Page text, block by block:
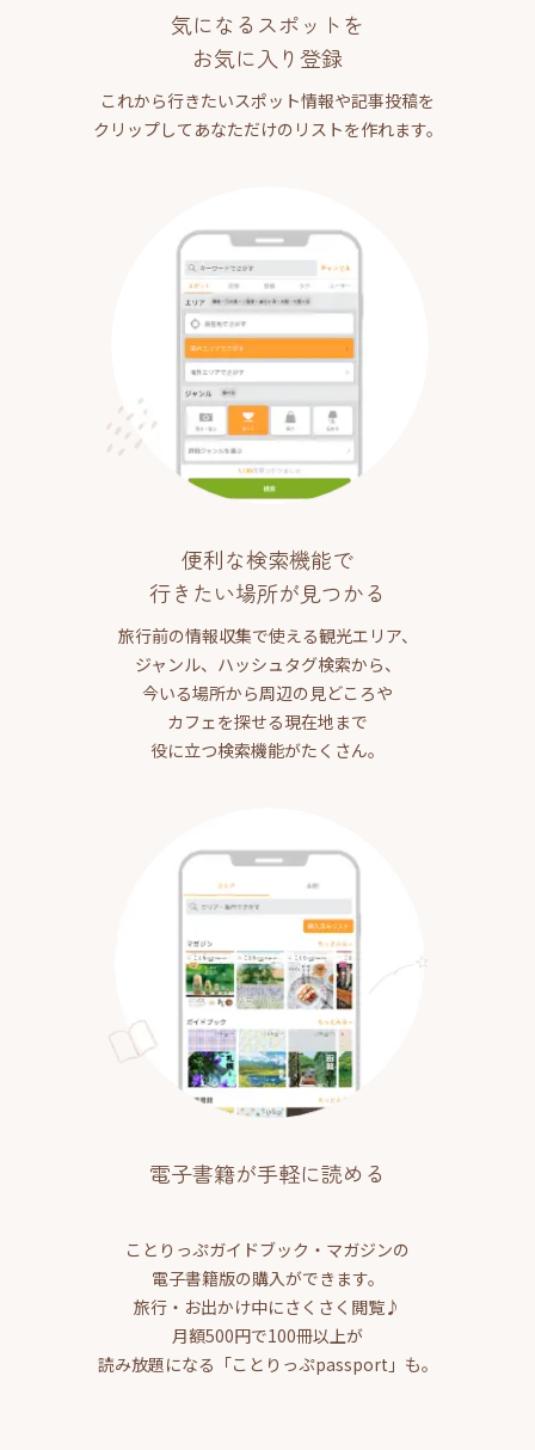
気になるスポットを
お気に入り登録
これから行きたいスポット情報や記事投稿を
クリップしてあなただけのリストを作れます。
便利な検索機能で
行きたい場所が見つかる
旅行前の情報収集で使える観光エリア、
ジャンル、ハッシュタグ検索から、
今いる場所から周辺の見どころや
カフェを探せる現在地まで
役に立つ検索機能がたくさん。
電子書籍が手軽に読める
ことりっぷガイドブック・マガジンの
電子書籍版の購入ができます。
旅行・お出かけ中にさくさく閲覧♪
月額500円で100冊以上が
読み放題になる「ことりっぷpassport」も。